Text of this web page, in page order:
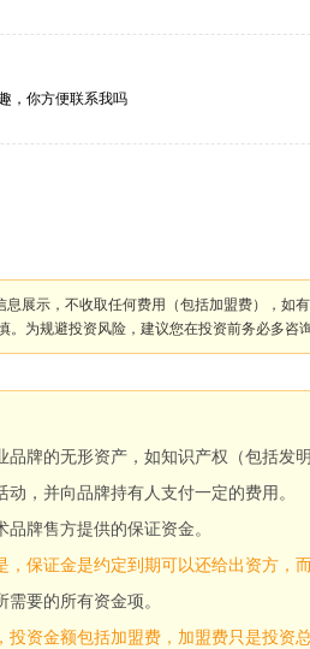
，你方便联系我吗
息展示，不收取任何费用（包括加盟费），如
。为规避投资风险，建议您在投资前务必多咨
品牌的无形资产，如知识产权（包括发
，并向品牌持有人支付一定的费用。
牌售方提供的保证资金。
，保证金是约定到期可以还给出资方
要的所有资金项。
投资金额包括加盟费，加盟费只是投资